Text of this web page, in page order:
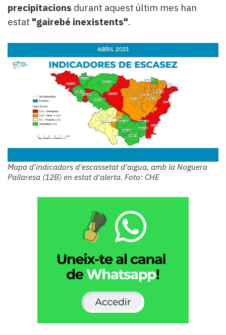
precipitacions durant aquest últim mes han
estat "gairebé inexistents".
Mapa d'indicadors d'escassetat d'aigua, amb la Noguera
Pallaresa (12B) en estat d'alerta. Foto: CHE